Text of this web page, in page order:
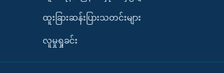
ထူးခြားဆန်းပြားသတင်းများ
လူမှုရှုခင်း